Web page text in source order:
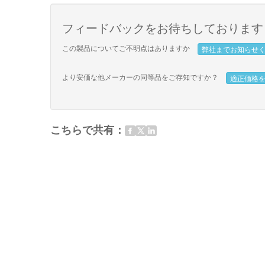
フィードバックをお待ちしております
この製品についてご不明点はありますか 弊社までお知らせ
より安価な他メーカーの同等品をご存知ですか？ 適正価格
こちらで共有：